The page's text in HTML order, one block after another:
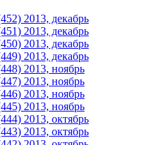
2013, декабрь
2013, декабрь
2013, декабрь
2013, декабрь
2013, ноябрь
2013, ноябрь
2013, ноябрь
2013, ноябрь
2013, октябрь
2013, октябрь